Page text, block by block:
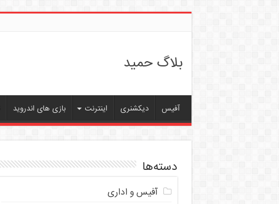
بلاگ حمید
آفیس دیکشنری اینترنت بازی های اندروید
دسته‌ها
آفیس و اداری